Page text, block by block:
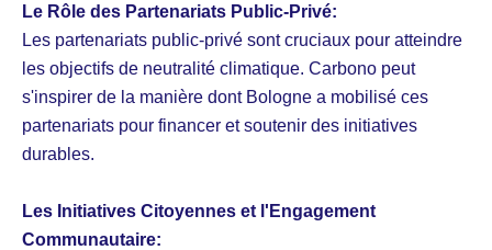
Le Rôle des Partenariats Public-Privé:
Les partenariats public-privé sont cruciaux pour atteindre
les objectifs de neutralité climatique. Carbono peut
s'inspirer de la manière dont Bologne a mobilisé ces
partenariats pour financer et soutenir des initiatives
durables.
Les Initiatives Citoyennes et l'Engagement
Communautaire: